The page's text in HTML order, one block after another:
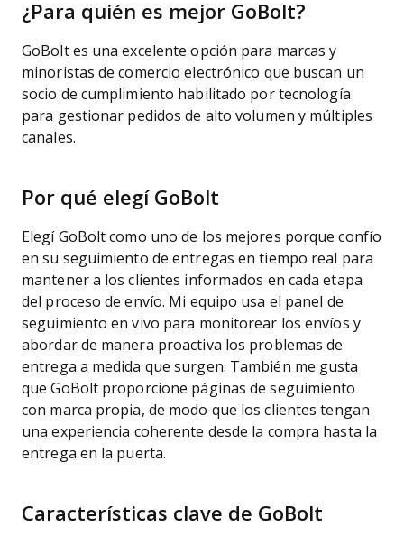
¿Para quién es mejor GoBolt?
GoBolt es una excelente opción para marcas y
minoristas de comercio electrónico que buscan un
socio de cumplimiento habilitado por tecnología
para gestionar pedidos de alto volumen y múltiples
canales.
Por qué elegí GoBolt
Elegí GoBolt como uno de los mejores porque confío
en su seguimiento de entregas en tiempo real para
mantener a los clientes informados en cada etapa
del proceso de envío. Mi equipo usa el panel de
seguimiento en vivo para monitorear los envíos y
abordar de manera proactiva los problemas de
entrega a medida que surgen. También me gusta
que GoBolt proporcione páginas de seguimiento
con marca propia, de modo que los clientes tengan
una experiencia coherente desde la compra hasta la
entrega en la puerta.
Características clave de GoBolt